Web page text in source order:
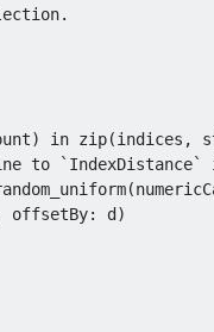
) in zip(indices ,
uniform(
offsetBy: d)